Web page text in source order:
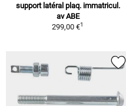
support latéral plaq. immatricul.
av ABE
299,00 €1